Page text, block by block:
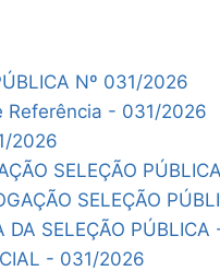
Nº 031/2026
Referência - 031/2026
2026
SELEÇÃO
SELEÇÃO
DA SELEÇÃO
- 031/2026